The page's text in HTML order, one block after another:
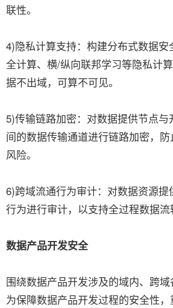
联性。
4)隐私计算支持：构建分布式数据
全计算、横/纵向联邦学习等隐私计
据不出域，可算不可见。
5)传输链路加密：对数据提供节点
间的数据传输通道进行链路加密，
风险。
6)跨域流通行为审计：对数据资源
行为进行审计，以支持全过程数据流
数据产品开发安全
围绕数据产品开发涉及的域内、跨域
为保障数据产品开发过程的安全性